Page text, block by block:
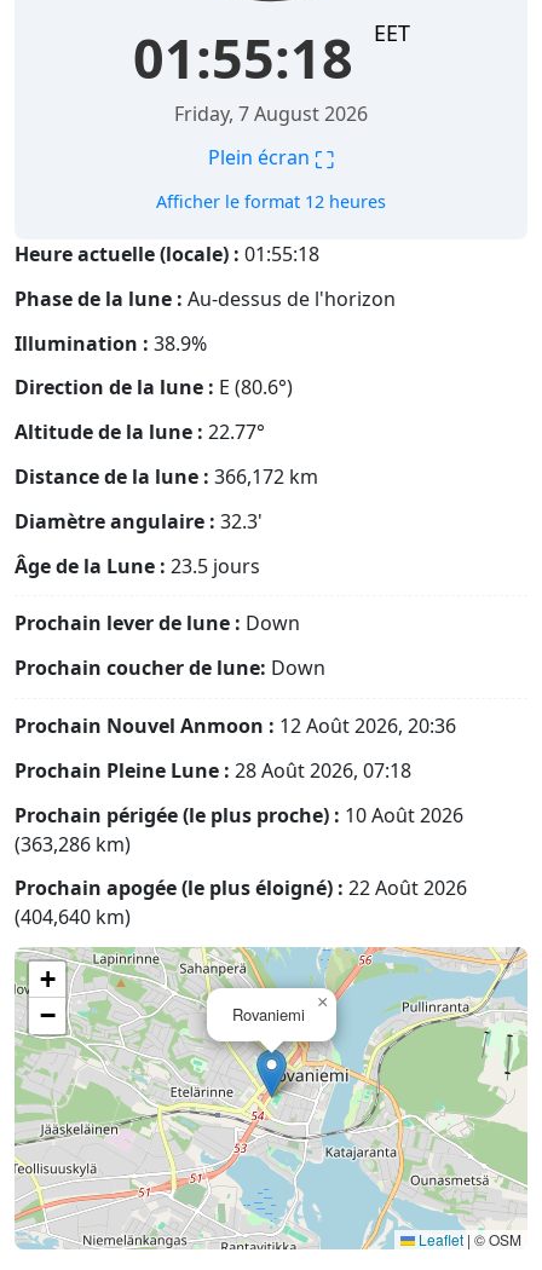
01:55:19 EET
Friday, 7 August 2026
Plein écran ⛶
Afficher le format 12 heures
Heure actuelle (locale) : 01:55:19
Phase de la lune : Au-dessus de l'horizon
Illumination : 38.9%
Direction de la lune : E (80.6°)
Altitude de la lune : 22.77°
Distance de la lune : 366,172 km
Diamètre angulaire : 32.3'
Âge de la Lune : 23.5 jours
Prochain lever de lune : Down
Prochain coucher de lune: Down
Prochain Nouvel Anmoon : 12 Août 2026, 20:36
Prochain Pleine Lune : 28 Août 2026, 07:18
Prochain périgée (le plus proche) : 10 Août 2026
(363,286 km)
Prochain apogée (le plus éloigné) : 22 Août 2026
(404,640 km)
Rovaniemi
×
+
−
Leaflet | © OSM